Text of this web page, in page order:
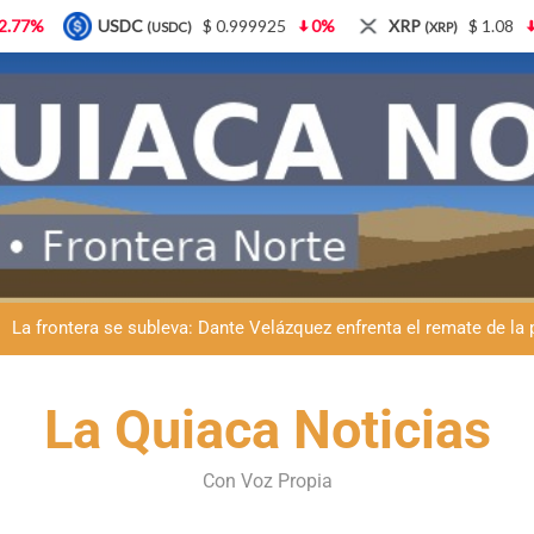
Velázquez llevó La Quiaca al Congreso: ayer presentó una
Día del Veterinario en La Quiaca: Zoonosis
La frontera se subleva: Dante Velázquez enfrenta el remate de
Dante Velázquez marchará contra
Velázquez llevó La Quiaca al Congreso: ayer presentó una
Día del Veterinario en La Quiaca: Zoonosis
La Quiaca Noticias
Con Voz Propia
0% XRP(XRP) $ 1.08 3.87% Solana(SOL)